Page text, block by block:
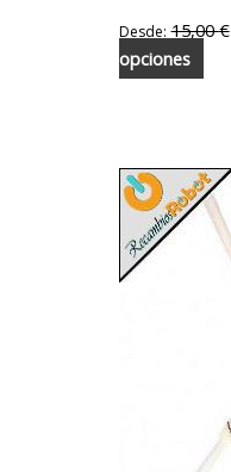
Desde: 15,00€
opciones